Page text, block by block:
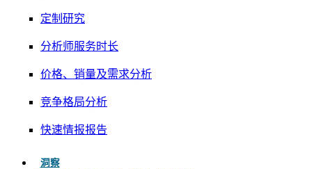
定制研究
分析师服务时长
价格、销量及需求分析
竞争格局分析
快速情报报告
洞察